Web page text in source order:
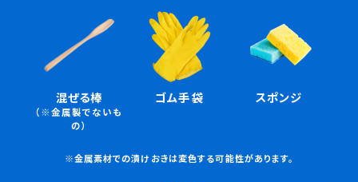
混ぜる棒
（※金属製でないも
の）
ゴム手袋 スポンジ
※金属素材での漬けおきは変色する可能性があります。